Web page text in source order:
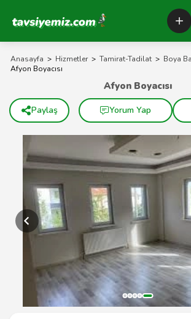
Tavsiyemiz Anasayfa
Anasayfa > Hizmetler > Tamirat-Tadilat > Boya
Afyon Boyacısı
Afyon Boyacısı
Paylaş Yorum Yap